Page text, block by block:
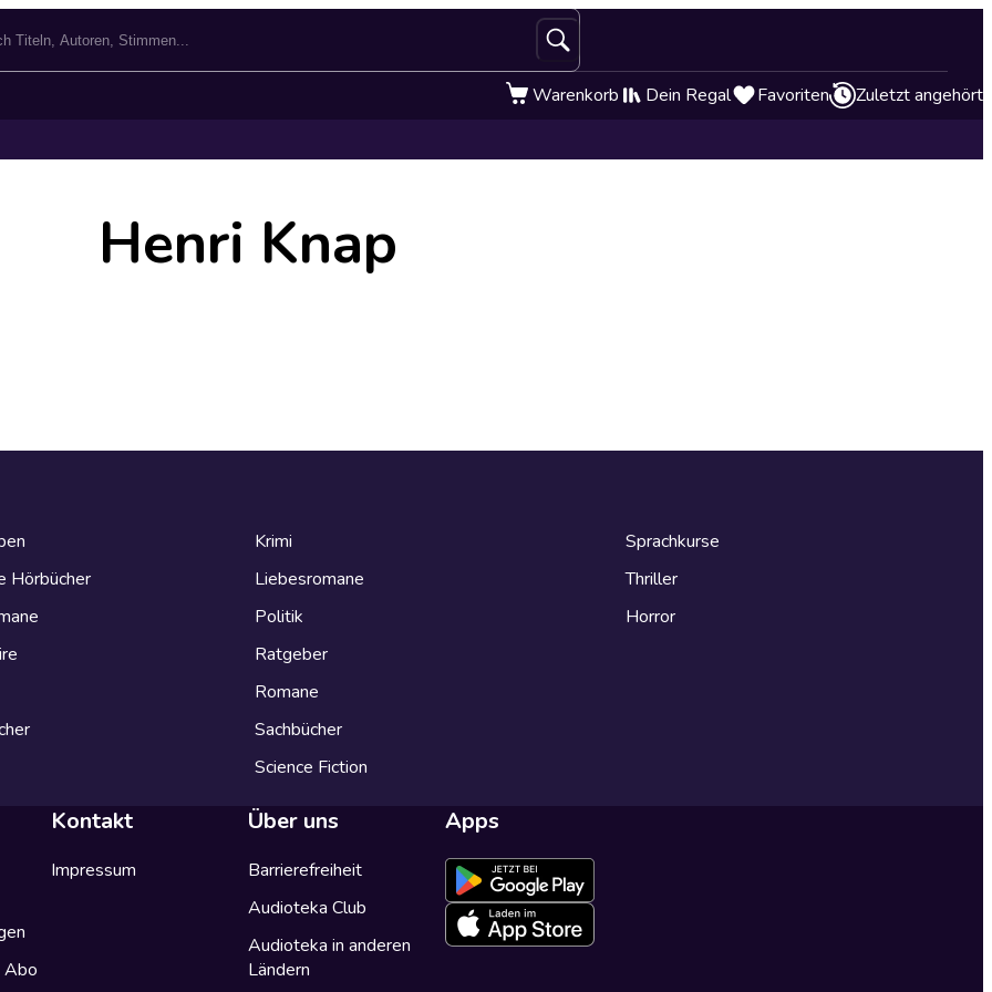
Warenkorb Dein Regal Favoriten Zuletzt angehört
Henri Knap
Hörbücher
Krimi
Liebesromane
Politik
Ratgeber
Romane
Sachbücher
Science Fiction
Sprachkurse
Thriller
Horror
Abo
Kontakt
Impressum
Über uns
Barrierefreiheit
Audioteka Club
Audioteka in anderen
Ländern
Apps